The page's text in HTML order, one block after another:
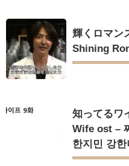
輝くロマン
Shining
知ってるワ
Wife ost –
한지민 강